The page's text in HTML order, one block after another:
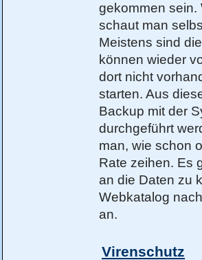
gekommen sein.
schaut man
Meistens sind
können wieder
dort nicht
starten. Aus
Backup mit der
durchgeführt
man, wie schon
Rate zeihen. Es
an die Daten zu
Webkatalog
an.
Virenschutz